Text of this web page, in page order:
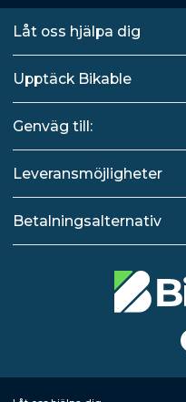
Låt oss hjälpa dig
Upptäck Bikable
Genväg till:
Leveransmöjligheter
Betalningsalternativ